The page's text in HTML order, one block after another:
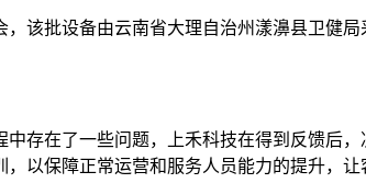
该批设备由云南省大理自治州漾濞县卫健局
存在了一些问题，上禾科技在得到反馈后
以保障正常运营和服务人员能力的提升，让